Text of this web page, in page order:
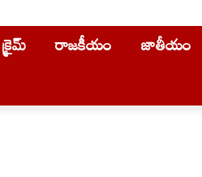
క్రైమ్ రాజకీయం జాతీయం